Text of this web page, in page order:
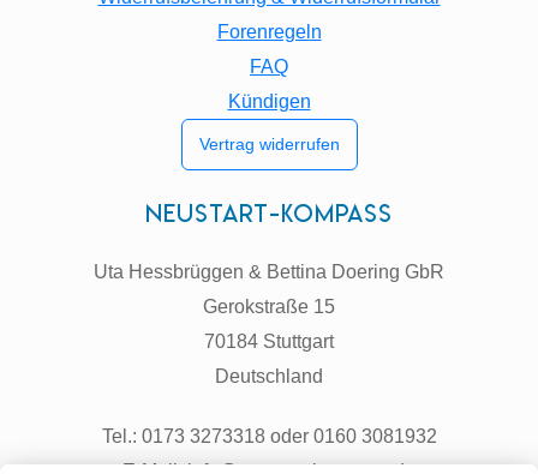
Forenregeln
FAQ
Kündigen
Vertrag widerrufen
Neustart-Kompass
Uta Hessbrüggen & Bettina Doering GbR
Gerokstraße 15
70184 Stuttgart
Deutschland
Tel.: 0173 3273318 oder 0160 3081932